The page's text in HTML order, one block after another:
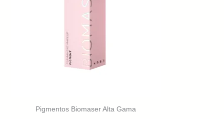
Pigmentos Biomaser Alta Gama